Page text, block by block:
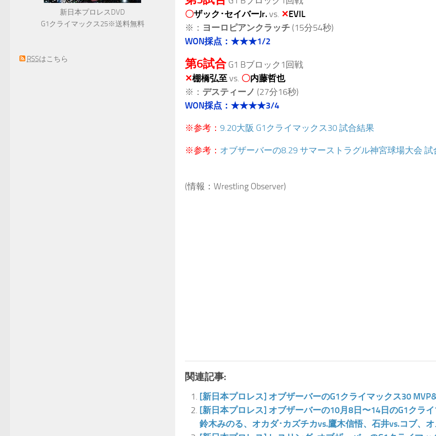
〇ザック･セイバーJr.vs. ✕EVIL
※： ヨーロピアンクラッチ (15分54秒)
WON採点：★★★1/2
第6試合G1 Bブロック1回戦
✕棚橋弘至vs. 〇内藤哲也
※： デスティーノ (27分16秒)
WON採点：★★★★3/4
※参考： 9.20大阪 G1クライマックス30 試合結果
※参考： オブザーバーの8.29 サマーストラグル神宮球場大会 試
(情報：Wrestling Observer)
関連記事:
[新日本プロレス] オブザーバーのG1クライマックス30
[新日本プロレス] オブザーバーの10月8日〜14日のG1クラ
鈴木みのる、オカダ･カズチカvs.鷹木信悟、石井vs.コブ、
新日本プロレスDVD
G1クライマックス25※送料無料
RSSはこちら